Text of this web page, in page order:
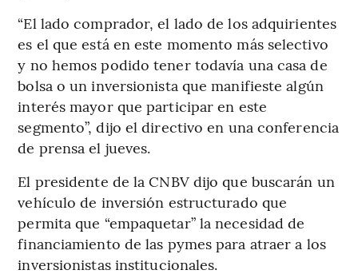
“El lado comprador, el lado de los adquirientes
es el que está en este momento más selectivo
y no hemos podido tener todavía una casa de
bolsa o un inversionista que manifieste algún
interés mayor que participar en este
segmento”, dijo el directivo en una conferencia
de prensa el jueves.
El presidente de la CNBV dijo que buscarán un
vehículo de inversión estructurado que
permita que “empaquetar” la necesidad de
financiamiento de las pymes para atraer a los
inversionistas institucionales.